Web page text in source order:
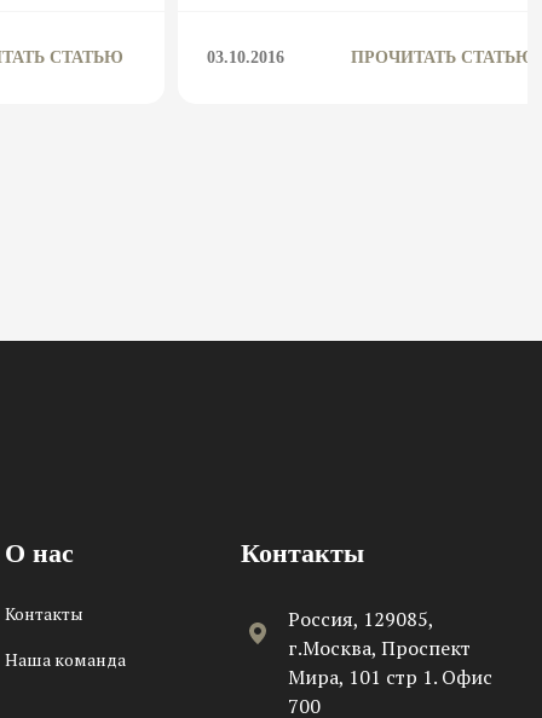
СТАТЬЮ 03.10.2016 ПРОЧИТАТЬ СТАТЬЮ
О нас
Контакты
Наша команда
Контакты
Россия, 129085,
г.Москва, Проспект
Мира, 101 стр 1. Офис
700